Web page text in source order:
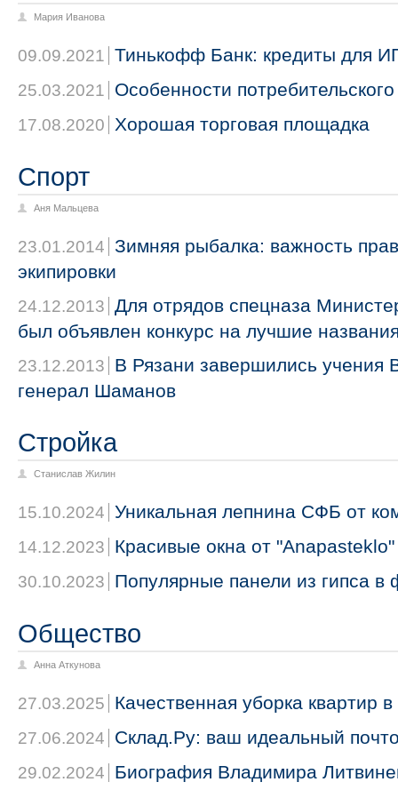
Мария Иванова
09.09.2021 Тинькофф Банк: кредиты для
25.03.2021 Особенности
17.08.2020 Хорошая торговая площадка
Спорт
Аня Мальцева
23.01.2014
Зимняя рыбалка: важность
экипировки
24.12.2013 Для отрядов спецназа
был объявлен конкурс на лучшие
23.12.2013
В Рязани завершились учения
генерал Шаманов
Стройка
Станислав Жилин
15.10.2024 Уникальная лепнина СФБ от
14.12.2023 Красивые окна от "Anapasteklo"
30.10.2023 Популярные панели из гипса в
Общество
Анна Аткунова
27.03.2025 Качественная уборка квартир
27.06.2024 Склад.Ру: ваш идеальный
29.02.2024 Биография Владимира